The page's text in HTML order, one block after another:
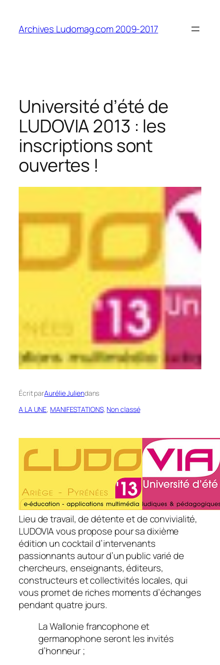
contenu
Archives Ludomag.com 2009-2017
Université d’été de
LUDOVIA 2013 : les
inscriptions sont
ouvertes !
Écrit parAurélie Juliendans
A LA UNE, MANIFESTATIONS, Non classé
Lieu de travail, de détente et de convivialité,
LUDOVIA vous propose pour sa dixième
édition un cocktail d’intervenants
passionnants autour d’un public varié de
chercheurs, enseignants, éditeurs,
constructeurs et collectivités locales, qui
vous promet de riches moments d’échanges
pendant quatre jours.
La Wallonie francophone et
germanophone seront les invités
d’honneur ;